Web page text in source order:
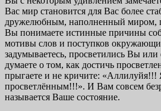
Вас мир становится для Вас более
дружелюбным, наполненный миром,
Вы понимаете истинные причины
мотивы слов и поступков
задумываетесь, просветились Вы
думаете о том, как достичь
прыгаете и не кричите: «Аллилуйя!!!
просветлённым!!!». И Вам совсем
называется Ваше состояние.